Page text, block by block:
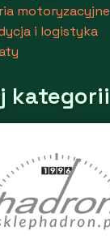
motoryzacyjne
i logistyka
kategorii